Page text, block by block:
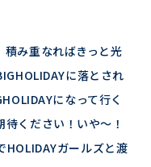
積み重なればきっと光
に落とされ
になって行く
ください！いや～！
HOLIDAYガールズと渡